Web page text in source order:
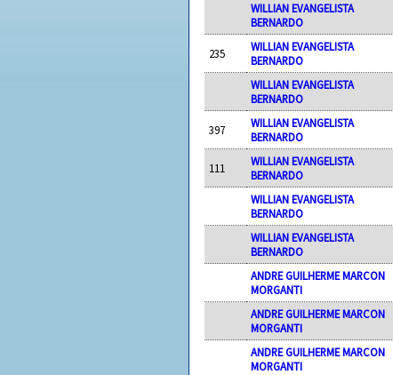
WILLIAN EVANGELISTA
BERNARDO
235
WILLIAN EVANGELISTA
BERNARDO
WILLIAN EVANGELISTA
BERNARDO
397
WILLIAN EVANGELISTA
BERNARDO
111
WILLIAN EVANGELISTA
BERNARDO
WILLIAN EVANGELISTA
BERNARDO
WILLIAN EVANGELISTA
BERNARDO
ANDRE GUILHERME MARCON
MORGANTI
ANDRE GUILHERME MARCON
MORGANTI
ANDRE GUILHERME MARCON
MORGANTI